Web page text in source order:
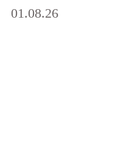
01.08.26